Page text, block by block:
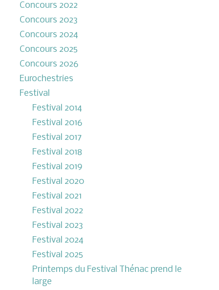
Concours 2022
Concours 2023
Concours 2024
Concours 2025
Concours 2026
Eurochestries
Festival
Festival 2014
Festival 2016
Festival 2017
Festival 2018
Festival 2019
Festival 2020
Festival 2021
Festival 2022
Festival 2023
Festival 2024
Festival 2025
Printemps du Festival Thénac prend le
large